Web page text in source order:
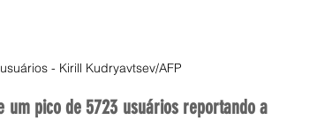
- Kirill Kudryavtsev/AFP
um pico de 5723 usuários reportando a